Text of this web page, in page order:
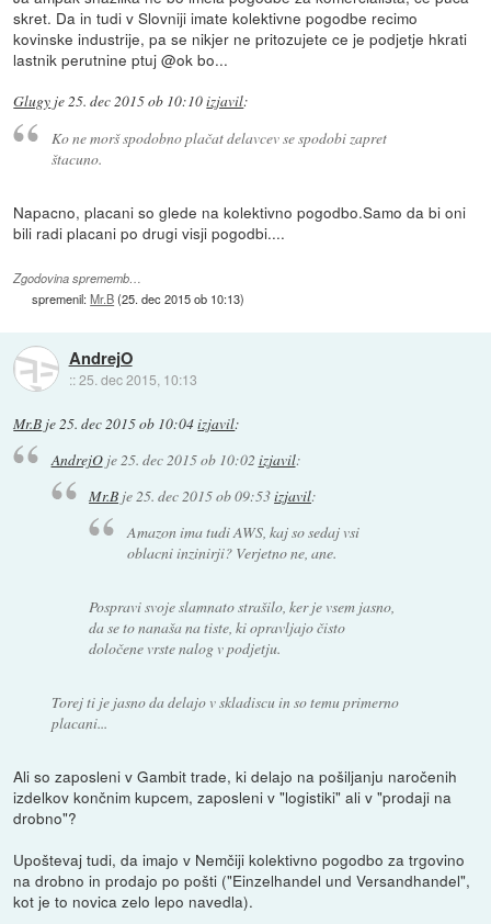
skret. Da in tudi v Slovniji imate kolektivne pogodbe recimo
kovinske industrije, pa se nikjer ne pritozujete ce je podjetje hkrati
lastnik perutnine ptuj @ok bo...
Glugy je25. dec 2015 ob 10:10izjavil:
Ko ne morš spodobno plačat delavcev se spodobi zapret
štacuno.
Napacno, placani so glede na kolektivno pogodbo.Samo da bi oni
bili radi placani po drugi visji pogodbi....
Zgodovina sprememb…
spremenil:Mr.B(25. dec 2015 ob 10:13)
AndrejO
::25. dec 2015, 10:13
Mr.B je25. dec 2015 ob 10:04izjavil:
AndrejOje25. dec 2015 ob 10:02 izjavil:
Mr.B je25. dec 2015 ob 09:53izjavil:
Amazon ima tudi AWS, kaj so sedaj vsi
oblacni inzinirji? Verjetno ne, ane.
Pospravi svoje slamnato strašilo, ker je vsem jasno,
da se to nanaša na tiste, ki opravljajo čisto
določene vrste nalog v podjetju.
Torej ti je jasno da delajo v skladiscu in so temu primerno
placani...
Ali so zaposleni v Gambit trade, ki delajo na pošiljanju naročenih
izdelkov končnim kupcem, zaposleni v "logistiki" ali v "prodaji na
drobno"?
Upoštevaj tudi, da imajo v Nemčiji kolektivno pogodbo za trgovino
na drobno in prodajo po pošti ("Einzelhandel und Versandhandel",
kot je to novica zelo lepo navedla).